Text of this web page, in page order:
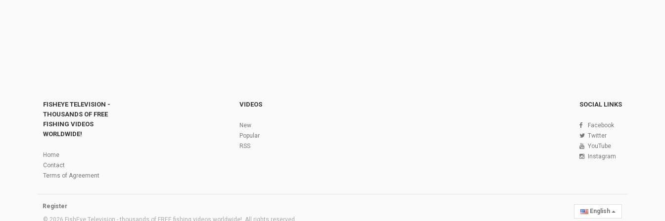
FISHEYE TELEVISION -
THOUSANDS OF FREE
FISHING VIDEOS
WORLDWIDE!
Home
Contact
Terms of Agreement
VIDEOS
New
Popular
RSS
SOCIAL LINKS
Facebook
Twitter
YouTube
Instagram
Register
© 2026 FishEye Television - thousands of FREE fishing videos worldwide!. All rights reserved
English